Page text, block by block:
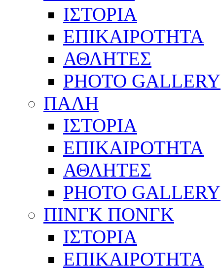
ΙΣΤΟΡΙΑ
ΕΠΙΚΑΙΡΟΤΗΤΑ
ΑΘΛΗΤΕΣ
PHOTO GALLERY
ΠΑΛΗ
ΙΣΤΟΡΙΑ
ΕΠΙΚΑΙΡΟΤΗΤΑ
ΑΘΛΗΤΕΣ
PHOTO GALLERY
ΠΙΝΓΚ ΠΟΝΓΚ
ΙΣΤΟΡΙΑ
ΕΠΙΚΑΙΡΟΤΗΤΑ